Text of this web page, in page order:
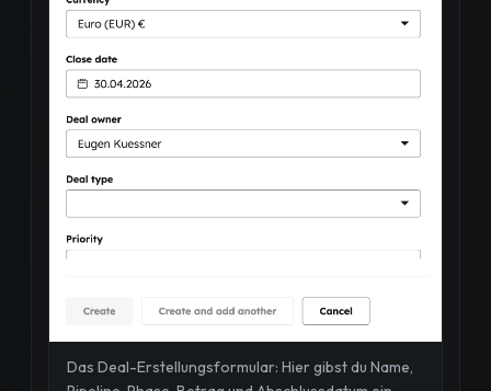
Das Deal-Erstellungsformular: Hier gibst du Name,